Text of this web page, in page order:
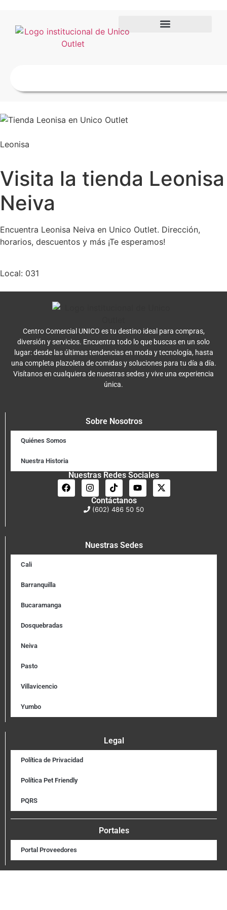
Leonisa
Visita la tienda Leonisa
Neiva
Encuentra Leonisa Neiva en Unico Outlet. Dirección,
horarios, descuentos y más ¡Te esperamos!
Local: 031
Centro Comercial UNICO es tu destino ideal para compras,
diversión y servicios. Encuentra todo lo que buscas en un solo
lugar: desde las últimas tendencias en moda y tecnología, hasta
una completa plazoleta de comidas y soluciones para tu día a día.
Visítanos en cualquiera de nuestras sedes y vive una experiencia
única.
Sobre Nosotros
Quiénes Somos
Nuestra Historia
Nuestras Redes Sociales
Contáctanos
(602) 486 50 50
Nuestras Sedes
Cali
Barranquilla
Bucaramanga
Dosquebradas
Neiva
Pasto
Villavicencio
Yumbo
Legal
Política de Privacidad
Política Pet Friendly
PQRS
Portales
Portal Proveedores